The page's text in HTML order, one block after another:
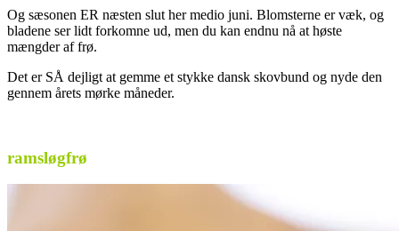
Og sæsonen ER næsten slut her medio juni. Blomsterne er væk, og
bladene ser lidt forkomne ud, men du kan endnu nå at høste
mængder af frø.
Det er SÅ dejligt at gemme et stykke dansk skovbund og nyde den
gennem årets mørke måneder.
ramsløgfrø